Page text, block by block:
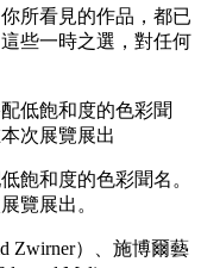
所看見的作品，都已
些一時之選，對任何
飽和度的色彩聞名。
覽展出。
Zwirner）、施博爾藝